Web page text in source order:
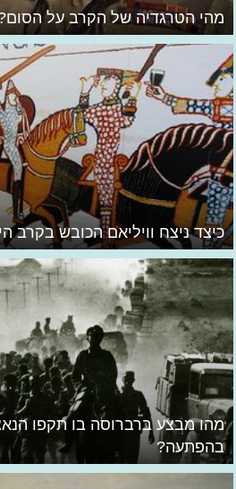
מהי הטרגדיה של הקרב על
כיצד ניצח וויליאם הכובש בקרב
מהו מבצע ברברוסה בו תקפו
בהפתעה?